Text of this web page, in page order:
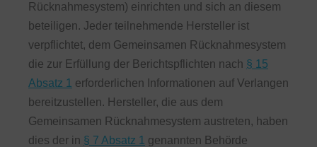
Rücknahmesystem) einrichten und sich an diesem
beteiligen. Jeder teilnehmende Hersteller ist
verpflichtet, dem Gemeinsamen Rücknahmesystem
die zur Erfüllung der Berichtspflichten nach § 15
Absatz 1 erforderlichen Informationen auf Verlangen
bereitzustellen. Hersteller, die aus dem
Gemeinsamen Rücknahmesystem austreten, haben
dies der in § 7 Absatz 1 genannten Behörde